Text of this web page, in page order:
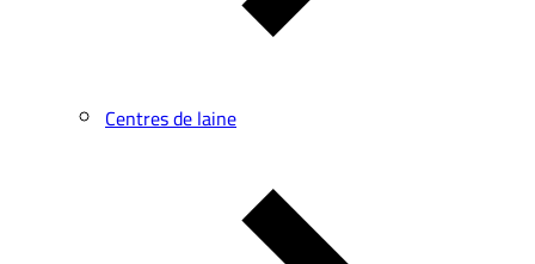
Centres de laine